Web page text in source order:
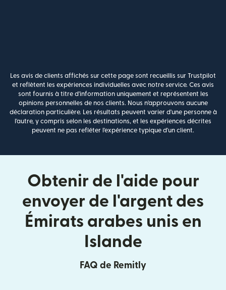
Les avis de clients affichés sur cette page sont recueillis sur Trustpilot
et reflètent les expériences individuelles avec notre service. Ces avis
sont fournis à titre d'information uniquement et représentent les
opinions personnelles de nos clients. Nous n'approuvons aucune
déclaration particulière. Les résultats peuvent varier d'une personne à
l'autre, y compris selon les destinations, et les expériences décrites
peuvent ne pas refléter l'expérience typique d'un client.
Obtenir de l'aide pour
envoyer de l'argent des
Émirats arabes unis en
Islande
FAQ de Remitly